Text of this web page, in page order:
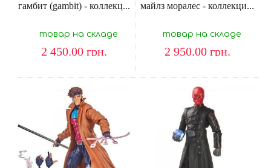
гамбит (gambit) - коллекц...
товар на складе
2 450.00 грн.
майлз моралес - коллекци...
товар на складе
2 950.00 грн.